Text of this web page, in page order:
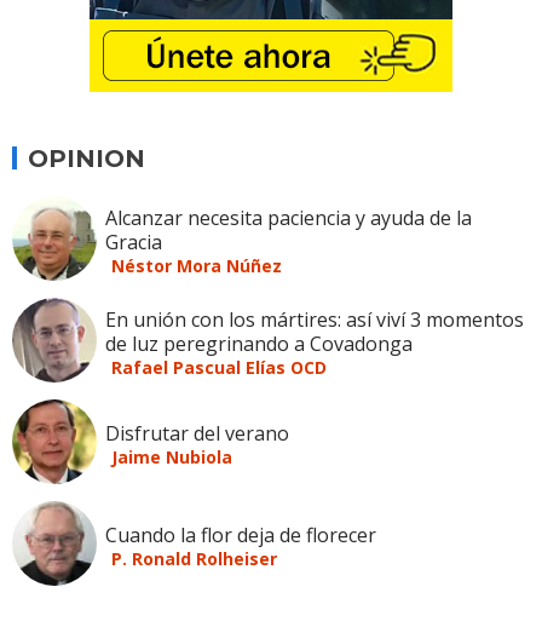
OPINION
Alcanzar necesita paciencia y ayuda de la
Gracia
Néstor Mora Núñez
En unión con los mártires: así viví 3 momentos
de luz peregrinando a Covadonga
Rafael Pascual Elías OCD
Disfrutar del verano
Jaime Nubiola
Cuando la flor deja de florecer
P. Ronald Rolheiser